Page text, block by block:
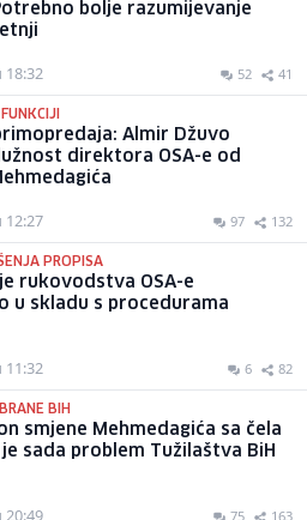
bolje razumijevanje
18:32 52 41
Almir Džuvo
direktora OSA-e od
12:27 97 132
PROPISA
rukovodstva OSA-e
u skladu s procedurama
11:32 6 82
BIH
smjene Mehmedagića sa čela
je sada problem Tužilaštva BiH
20:49 75 163